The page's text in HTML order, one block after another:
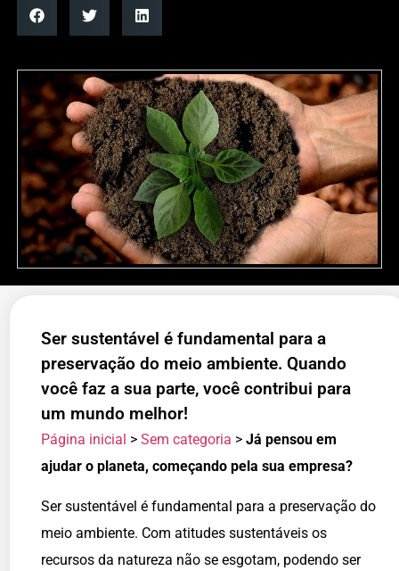
Ser sustentável é fundamental para a
preservação do meio ambiente. Quando
você faz a sua parte, você contribui para
um mundo melhor!
Página inicial > Sem categoria > Já pensou em
ajudar o planeta, começando pela sua empresa?
Ser sustentável é fundamental para a preservação do
meio ambiente. Com atitudes sustentáveis os
recursos da natureza não se esgotam, podendo ser